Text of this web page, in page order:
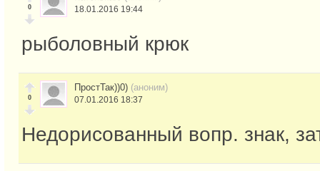
0 18.01.2016 19:44
рыболовный крюк
0
ПростТак))0) (аноним)
07.01.2016 18:37
Недорисованный вопр. знак,